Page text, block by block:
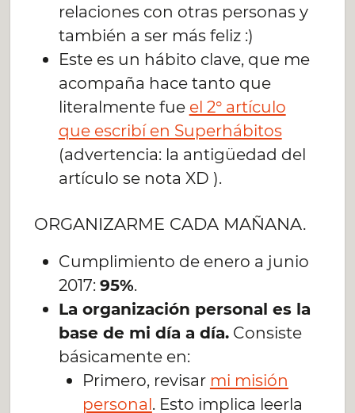
relaciones con otras personas y
también a ser más feliz :)
Este es un hábito clave, que me
acompaña hace tanto que
literalmente fue el 2° artículo
que escribí en Superhábitos
(advertencia: la antigüedad del
artículo se nota XD ).
ORGANIZARME CADA MAÑANA.
Cumplimiento de enero a junio
2017: 95%.
La organización personal es la
base de mi día a día.Consiste
básicamente en:
Primero, revisar mi misión
personal. Esto implica leerla